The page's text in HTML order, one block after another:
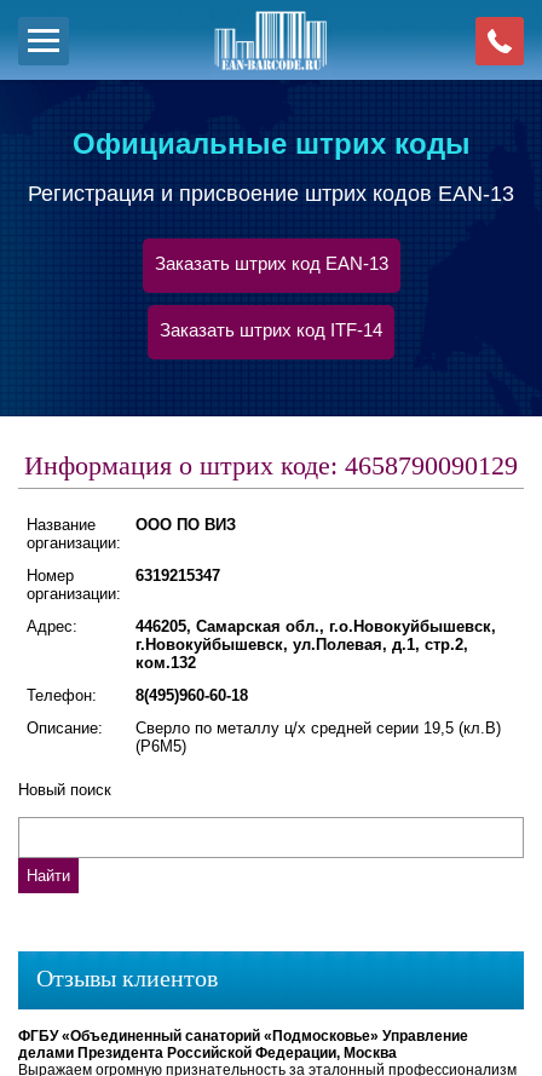
Официальные штрих коды
Регистрация и присвоение штрих кодов EAN-13
Заказать штрих код EAN-13
Заказать штрих код ITF-14
Информация о штрих коде: 4658790090129
Название
организации:
ООО ПО ВИЗ
Номер
организации:
6319215347
Адрес:
446205, Самарская обл., г.о.Новокуйбышевск,
г.Новокуйбышевск, ул.Полевая, д.1, стр.2,
ком.132
Телефон:
8(495)960-60-18
Описание:
Сверло по металлу ц/х средней серии 19,5 (кл.В)
(Р6М5)
Новый поиск
Отзывы клиентов
ФГБУ «Объединенный санаторий «Подмосковье» Управление
делами Президента Российской Федерации, Москва
Выражаем огромную признательность за эталонный профессионализм